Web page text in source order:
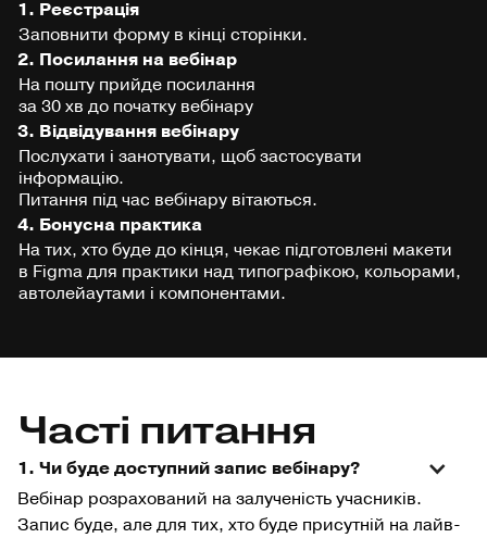
1. Реєстрація
Заповнити форму в кінці сторінки.
2. Посилання на вебінар
На пошту прийде посилання
за 30 хв до початку вебінару
3. Відвідування вебінару
Послухати і занотувати, щоб застосувати
інформацію.
Питання під час вебінару вітаються.
4. Бонусна практика
На тих, хто буде до кінця, чекає підготовлені макети
в Figma для практики над типографікою, кольорами,
автолейаутами і компонентами.
Часті питання
1. Чи буде доступний запис вебінару?
Вебінар розрахований на залученість учасників.
Запис буде, але для тих, хто буде присутній на лайв-